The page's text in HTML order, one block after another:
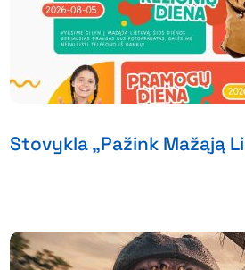
Stovykla „Pažink Mažąją